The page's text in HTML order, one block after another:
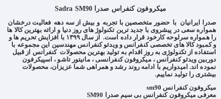
میکروفون کنفراس صدرا Sadra SM90
صدرا ایرانیان با حضور متخصصین با تجربه و بیش از سه دهه فعالیت درخشان
همواره سعی در پیشروی با جدید ترین تکنولوژ های روز دنیا و ارائه بهترین کالا ها
را همواره سرلوحه کارخود قرار داده است. از سال ۱۳۹۹ با افزایش تحریم ها و
و کمبود کالا های تخصصی کنفرانس و ویدئو کنفرانس مهندسین این مجموعه با
استفاده از تکنولوژی به روز اقدام به تولید بهترین محصولات کنفرانس از قبیل
دوربین ویدئو کنفرانس ، میکروفون کنفرانسی ، مانیتور تاشو ، اسپیکرفون
نموده اند. امیدواریم با ادامه روند رشد و همراهی شما عزیزان، محصولات
بیشتری را تولید نماییم.
میکروفون کنفرانس sm90
معرفی میکروفون کنفرانس بی سیم صدرا SM90